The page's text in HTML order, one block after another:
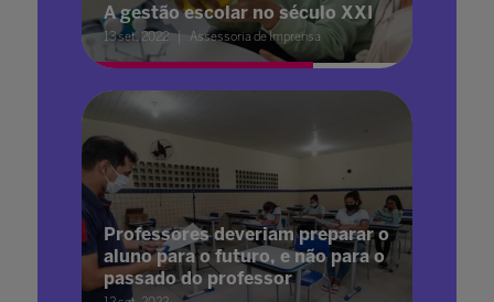
A gestão escolar no século XXI
13 set. 2022 Assessoria de Imprensa
Professores deveriam preparar o
aluno para o futuro, e não para o
passado do professor